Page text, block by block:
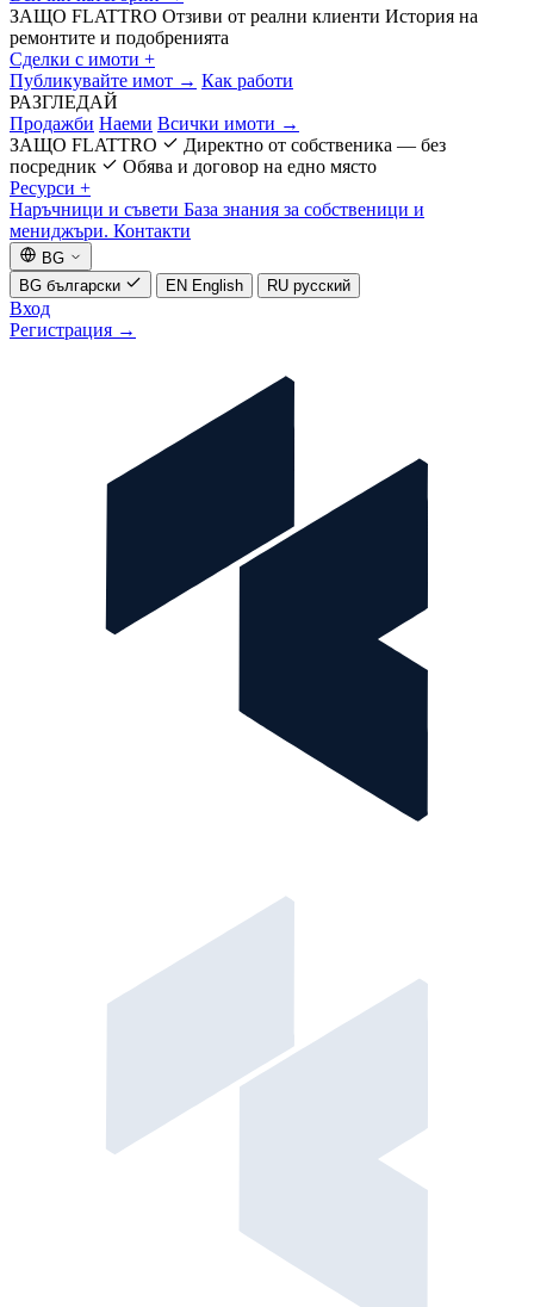
ЗАЩО FLATTRO Отзиви от реални клиенти История на
ремонтите и подобренията
Сделки с имоти +
Публикувайте имот → Как работи
РАЗГЛЕДАЙ
Продажби Наеми Всички имоти →
ЗАЩО FLATTRO
Директно от собственика — без
посредник
Обява и договор на едно място
Ресурси +
Наръчници и съвети База знания за собственици и
мениджъри. Контакти
BG
BG български EN English RU русский
Вход
Регистрация →